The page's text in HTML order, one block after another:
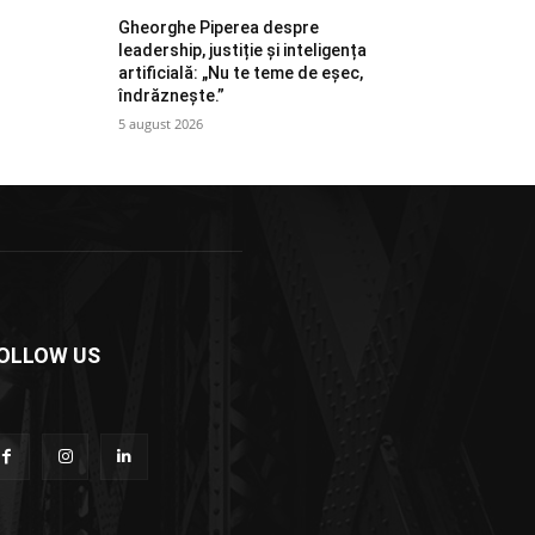
Gheorghe Piperea despre
leadership, justiție și inteligența
artificială: „Nu te teme de eșec,
îndrăznește.”
5 august 2026
US